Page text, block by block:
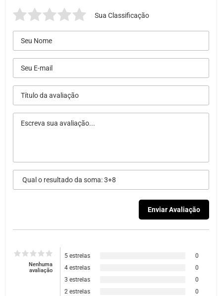
Sua Classificação
Nenhuma
avaliação
5 estrelas
0
4 estrelas
0
3 estrelas
0
2 estrelas
0